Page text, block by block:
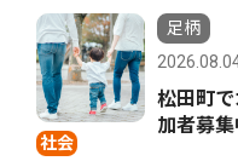
社会
足柄
松田町
加者募集